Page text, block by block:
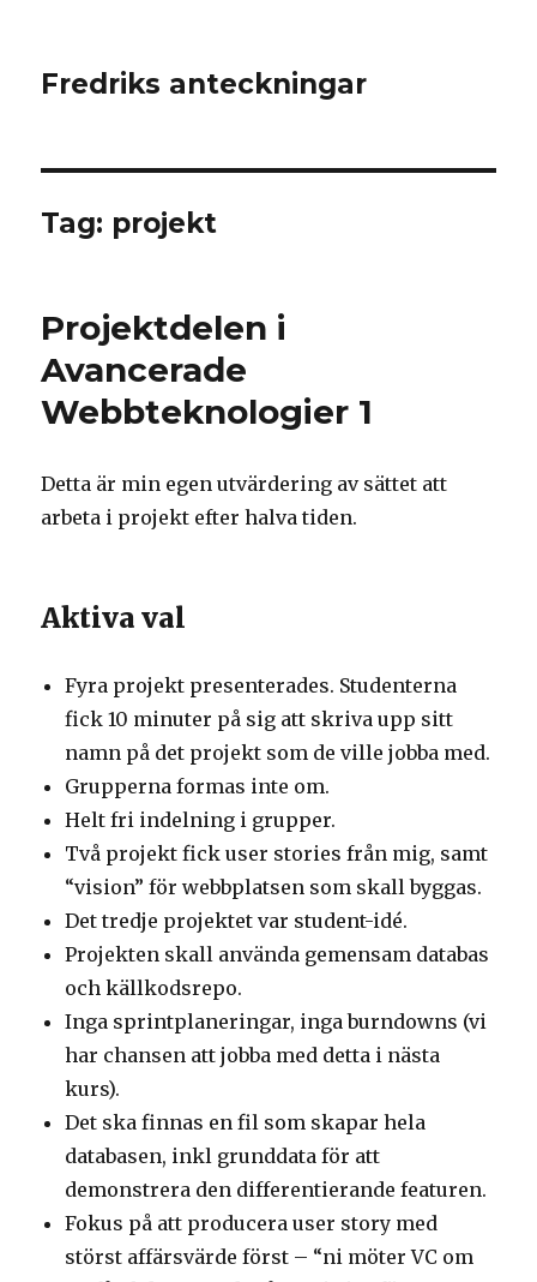
Fredriks anteckningar
Tag: projekt
Projektdelen i
Avancerade
Webbteknologier 1
Detta är min egen utvärdering av sättet att
arbeta i projekt efter halva tiden.
Aktiva val
Fyra projekt presenterades. Studenterna
fick 10 minuter på sig att skriva upp sitt
namn på det projekt som de ville jobba med.
Grupperna formas inte om.
Helt fri indelning i grupper.
Två projekt fick user stories från mig, samt
“vision” för webbplatsen som skall byggas.
Det tredje projektet var student-idé.
Projekten skall använda gemensam databas
och källkodsrepo.
Inga sprintplaneringar, inga burndowns (vi
har chansen att jobba med detta i nästa
kurs).
Det ska finnas en fil som skapar hela
databasen, inkl grunddata för att
demonstrera den differentierande featuren.
Fokus på att producera user story med
störst affärsvärde först – “ni möter VC om